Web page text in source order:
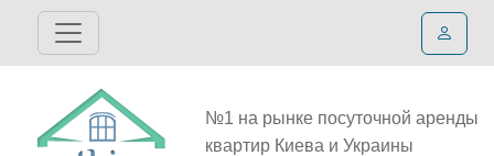
№1 на рынке посуточной аренды
квартир Киева и Украины